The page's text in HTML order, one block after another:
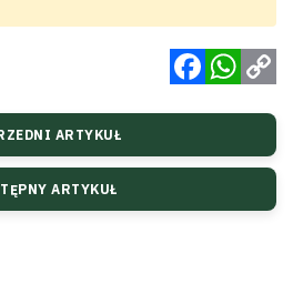
ARTYKUŁ
ARTYKUŁ